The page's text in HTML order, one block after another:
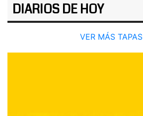
DIARIOS DE HOY
VER MÁS TAPAS